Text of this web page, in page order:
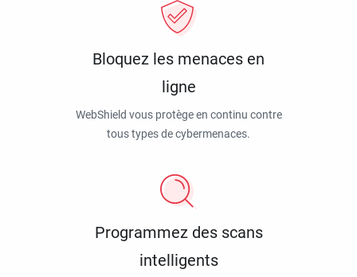
Bloquez les menaces en
ligne
WebShield vous protège en continu contre
tous types de cybermenaces.
Programmez des scans
intelligents